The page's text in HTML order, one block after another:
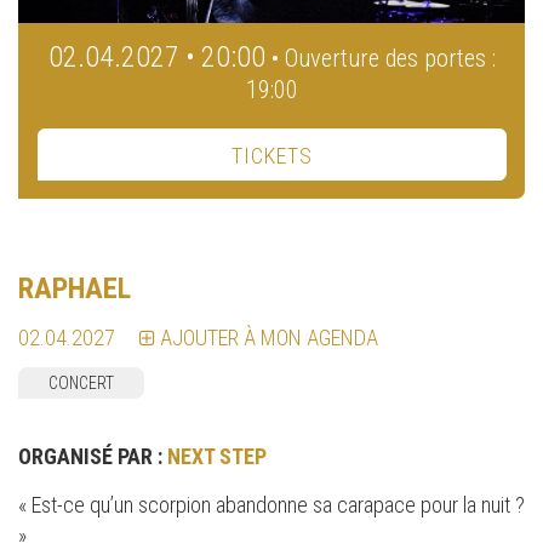
02.04.2027 • 20:00 • Ouverture des portes :
19:00
TICKETS
RAPHAEL
02.04.2027 AJOUTER À MON AGENDA
CONCERT
ORGANISÉ PAR : NEXT STEP
« Est-ce qu’un scorpion abandonne sa carapace pour la nuit ?
»